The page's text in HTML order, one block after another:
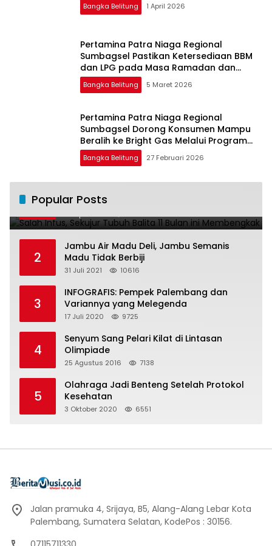
Bangka Belitung 1 April 2026
Pertamina Patra Niaga Regional
Sumbagsel Pastikan Ketersediaan BBM
dan LPG pada Masa Ramadan dan
Menjelang Idulfitri
Bangka Belitung 5 Maret 2026
Pertamina Patra Niaga Regional
Sumbagsel Dorong Konsumen Mampu
Beralih ke Bright Gas Melalui Program
Trade In di Belitung Timur
Bangka Belitung 27 Februari 2026
Popular Posts
1
ini Membengkak
2
Jambu Air Madu Deli, Jambu Semanis
Madu Tidak Berbiji
31 Juli 2021 10616
3
INFOGRAFIS: Pempek Palembang dan
Variannya yang Melegenda
17 Juli 2020 9725
4
Senyum Sang Pelari Kilat di Lintasan
Olimpiade
25 Agustus 2016 7138
5
Olahraga Jadi Benteng Setelah Protokol
Kesehatan
3 Oktober 2020 6551
Jalan pramuka 4, Srijaya, B5, Alang-Alang Lebar Kota
Palembang, Sumatera Selatan, KodePos : 30156.